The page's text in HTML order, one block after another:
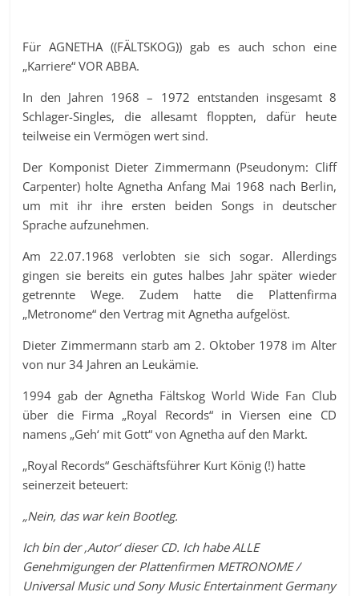
Für AGNETHA ((FÄLTSKOG)) gab es auch schon eine
„Karriere“ VOR ABBA.
In den Jahren 1968 – 1972 entstanden insgesamt 8
Schlager-Singles, die allesamt floppten, dafür heute
teilweise ein Vermögen wert sind.
Der Komponist Dieter Zimmermann (Pseudonym: Cliff
Carpenter) holte Agnetha Anfang Mai 1968 nach Berlin,
um mit ihr ihre ersten beiden Songs in deutscher
Sprache aufzunehmen.
Am 22.07.1968 verlobten sie sich sogar. Allerdings
gingen sie bereits ein gutes halbes Jahr später wieder
getrennte Wege. Zudem hatte die Plattenfirma
„Metronome“ den Vertrag mit Agnetha aufgelöst.
Dieter Zimmermann starb am 2. Oktober 1978 im Alter
von nur 34 Jahren an Leukämie.
1994 gab der Agnetha Fältskog World Wide Fan Club
über die Firma „Royal Records“ in Viersen eine CD
namens „Geh‘ mit Gott“ von Agnetha auf den Markt.
„Royal Records“ Geschäftsführer Kurt König (!) hatte
seinerzeit beteuert:
„Nein, das war kein Bootleg.
Ich bin der ‚Autor‘ dieser CD. Ich habe ALLE
Genehmigungen der Plattenfirmen METRONOME /
Universal Music und Sony Music Entertainment Germany